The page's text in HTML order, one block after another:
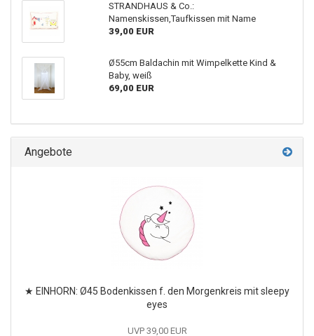
STRANDHAUS & Co.:
Namenskissen,Taufkissen mit Name
39,00 EUR
Ø55cm Baldachin mit Wimpelkette Kind &
Baby, weiß
69,00 EUR
Angebote
★ EINHORN: Ø45 Bodenkissen f. den Morgenkreis mit sleepy
eyes
UVP 39,00 EUR